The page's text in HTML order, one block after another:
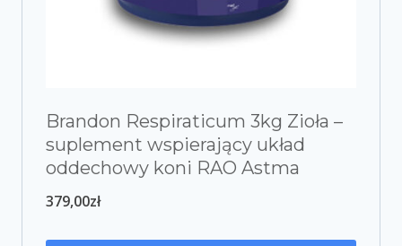
Brandon Respiraticum 3kg Zioła –
suplement wspierający układ
oddechowy koni RAO Astma
379,00zł